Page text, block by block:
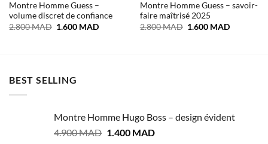
Montre Homme Guess –
volume discret de confiance
2.800MAD Le
1.600 MADLe
Montre Homme Guess – savoir-
faire maîtrisé 2025
2.800MAD Le
1.600 MADLe
BEST SELLING
Montre Homme Hugo Boss – design évident
4.900MAD Le
1.400 MADLe